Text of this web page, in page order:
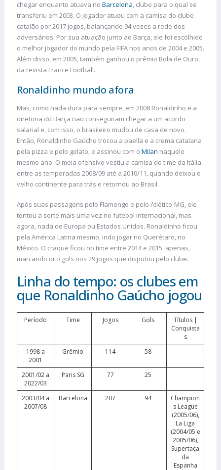
chegar enquanto atuava no Barcelona, clube para o qual se
transferiu em 2003. O jogador atuou com a camisa do clube
catalão por 2017 jogos, balançando 94 vezes a rede dos
adversários. Por sua atuação junto ao Barça, ele foi escolhido
o melhor jogador do mundo pela FIFA nos anos de 2004 e 2005.
Além disso, em 2005, também ganhou o prêmio Bola de Ouro,
da revista France Football.
Ronaldinho mundo afora
Mas, como nada dura para sempre, em 2008 Ronaldinho e a
diretoria do Barça não conseguiram chegar a um acordo
salarial e, com isso, o brasileiro mudou de casa de novo.
Então, Ronaldinho Gaúcho trocou a paella e a crema catalana
pela pizza e pelo gelato, e assinou com o Milan naquele
mesmo ano. O meia ofensivo vestiu a camisa do time da Itália
entre as temporadas 2008/09 até a 2010/11, quando deixou o
velho continente para trás e retornou ao Brasil.
Após suas passagens pelo Flamengo e pelo Atlético-MG, ele
tentou a sorte mais uma vez no futebol internacional, mas
agora, nada de Europa ou Estados Unidos. Ronaldinho ficou
pela América Latina mesmo, indo jogar no Querétaro, no
México. O craque ficou no time entre 2014 e 2015, apenas,
marcando oito gols nos 29 jogos que disputou pelo clube.
Linha do tempo: os clubes em
que Ronaldinho Gaúcho jogou
Período Time Jogos Gols
Títulos |
Conquista
s
1998 a
2001
Grêmio 114 58
2001/02 a
2022/03
Paris SG 77 25
2003/04 a
2007/08
Barcelona 207 94
Champion
s League
(2005/06),
La Liga
(2004/05 e
2005/06),
Supertaça
da
Espanha